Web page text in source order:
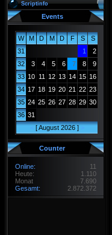
Scriptinfo
Events
W M D M D F S
S
31
1
2
32
3 4 5 6 7 8
9
33 10 11 12 13 14 15 16
34 17 18 19 20 21 22 23
35 24 25 26 27 28 29 30
36 31
<[ August 2026 ] >
Counter
Online:
11
Heute:
1.110
Monat
7.690
Gesamt:
2.872.372